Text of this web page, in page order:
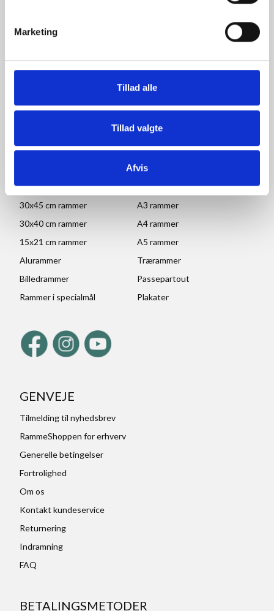
Marketing
Tillad alle
Tillad valgte
Afvis
og afhentning:
Fredag: 09.00-15.30
Lørdag, søndag og helligdage: Lukket
Ved højtider og ferie kan ændringer forekomme. Se mereher
POPULÆRE KATEGORIER
A1 rammer
50x70 cm rammer
A2 rammer
30x45 cm rammer
A3 rammer
30x40 cm rammer
A4 rammer
15x21 cm rammer
A5 rammer
Alurammer
Trærammer
Billedrammer
Passepartout
Rammer i specialmål
Plakater
GENVEJE
Tilmelding til nyhedsbrev
RammeShoppen for erhverv
Generelle betingelser
Fortrolighed
Om os
Kontakt kundeservice
Returnering
Indramning
FAQ
BETALINGSMETODER